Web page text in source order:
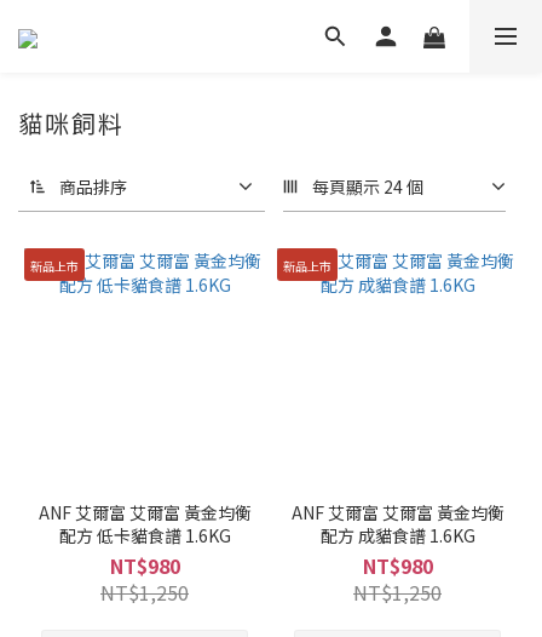
貓咪飼料
商品排序 每頁顯示 24 個
新品上市
ANF 艾爾富 艾爾富 黃金均衡
配方 低卡貓食譜 1.6KG
NT$980
NT$1,250
新品上市
ANF 艾爾富 艾爾富 黃金均衡
配方 成貓食譜 1.6KG
NT$980
NT$1,250